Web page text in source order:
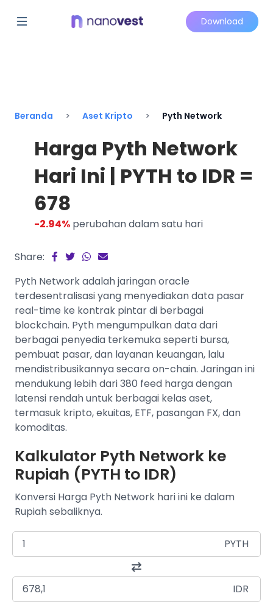
Download
Beranda Aset Kripto Pyth Network
Harga Pyth Network
Hari Ini | PYTH to IDR =
678
-2.94% perubahan dalam satu hari
Share:
Pyth Network adalah jaringan oracle
terdesentralisasi yang menyediakan data pasar
real-time ke kontrak pintar di berbagai
blockchain. Pyth mengumpulkan data dari
berbagai penyedia terkemuka seperti bursa,
pembuat pasar, dan layanan keuangan, lalu
mendistribusikannya secara on-chain. Jaringan ini
mendukung lebih dari 380 feed harga dengan
latensi rendah untuk berbagai kelas aset,
termasuk kripto, ekuitas, ETF, pasangan FX, dan
komoditas.
Kalkulator Pyth Network ke
Rupiah (PYTH to IDR)
Konversi Harga Pyth Network hari ini ke dalam
Rupiah sebaliknya.
PYTH
IDR